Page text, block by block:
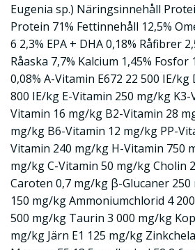
Eugenia sp.) Näringsinnehåll
Protein 71% Fettinnehåll 12,5%
6 2,3% EPA + DHA 0,18% Råfibrer
Råaska 7,7% Kalcium 1,45%
0,08% A-Vitamin E672 22 500 IE/kg
800 IE/kg E-Vitamin 250 mg/kg
Vitamin 16 mg/kg B2-Vitamin 28
mg/kg B6-Vitamin 12 mg/kg PP-
Vitamin 240 mg/kg H-Vitamin 750
mg/kg C-Vitamin 50 mg/kg Cholin
Caroten 0,7 mg/kg β-Glucaner
150 mg/kg Ammoniumchlorid 4
500 mg/kg Taurin 3 000 mg/kg
mg/kg Järn E1 125 mg/kg